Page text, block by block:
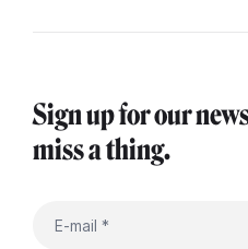
Sign up for our
miss a thing.